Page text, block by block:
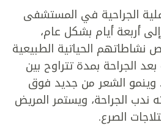
الجراحية في المستشفى
أربعة أيام بشكل عام،
نشاطاتهم الحياتية الطبيعية
الجراحة بمدة تتراوح بين
وينمو الشعر من جديد فوق
ندب الجراحة، ويستمر المريض
الصرع.